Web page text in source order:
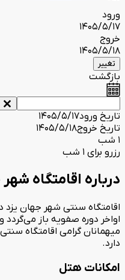
ورود
1405/5/17
خروج
1405/5/18
تغییر
بازگشت
تاریخ ورود1405/5/17
تاریخ خروج1405/5/18
1 شب
رزرو برای 1 شب
درباره اقامتگاه
دارد.
امکانات هتل